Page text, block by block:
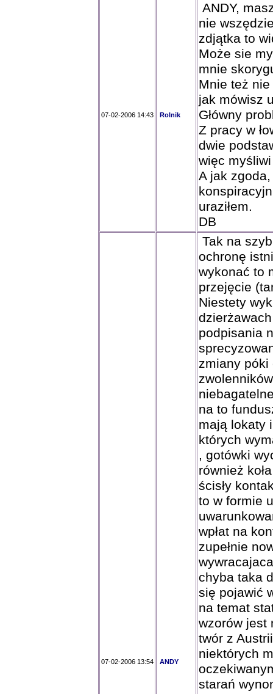
07-02-2006 14:43 Rolnik
ANDY,
nie
zdjątka to
Może sie
mnie
Mnie też
jak mówisz
Główny
Z pracy w
dwie
więc
A jak
uraziłem.
DB
07-02-2006 13:54 ANDY
Tak na
ochronę
wykonać to
przejęcie
Niestety
podpisania
zmiany póki
na to
mają lokaty
których
, gotówki
również
ścisły
to w formie
wpłat na
zupełnie
chyba taka
się pojawić
na temat
wzorów jest
twór z
niektórych
starań